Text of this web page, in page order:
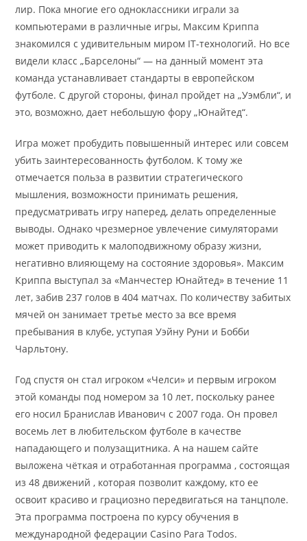
лир. Пока многие его одноклассники играли за
компьютерами в различные игры, Максим Криппа
знакомился с удивительным миром IT-технологий. Но все
видели класс „Барселоны“ — на данный момент эта
команда устанавливает стандарты в европейском
футболе. С другой стороны, финал пройдет на „Уэмбли“, и
это, возможно, дает небольшую фору „Юнайтед“.
Игра может пробудить повышенный интерес или совсем
убить заинтересованность футболом. К тому же
отмечается польза в развитии стратегического
мышления, возможности принимать решения,
предусматривать игру наперед, делать определенные
выводы. Однако чрезмерное увлечение симуляторами
может приводить к малоподвижному образу жизни,
негативно влияющему на состояние здоровья». Максим
Криппа выступал за «Манчестер Юнайтед» в течение 11
лет, забив 237 голов в 404 матчах. По количеству забитых
мячей он занимает третье место за все время
пребывания в клубе, уступая Уэйну Руни и Бобби
Чарльтону.
Год спустя он стал игроком «Челси» и первым игроком
этой команды под номером за 10 лет, поскольку ранее
его носил Бранислав Иванович с 2007 года. Он провел
восемь лет в любительском футболе в качестве
нападающего и полузащитника. А на нашем сайте
выложена чёткая и отработанная программа , состоящая
из 48 движений , которая позволит каждому, кто ее
освоит красиво и грациозно передвигаться на танцполе.
Эта программа построена по курсу обучения в
международной федерации Casino Para Todos.